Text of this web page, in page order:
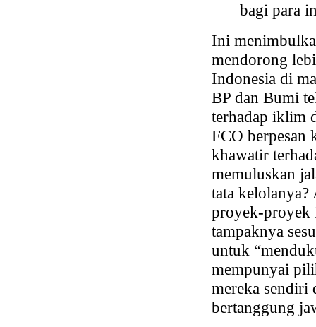
bagi para
Ini
mendorong
Indonesia di
BP dan Bumi
terhadap iklim
FCO berpesan
khawatir
memuluskan
tata
proyek-proyek
tampaknya
untuk
mempunyai
mereka sendiri
bertanggung